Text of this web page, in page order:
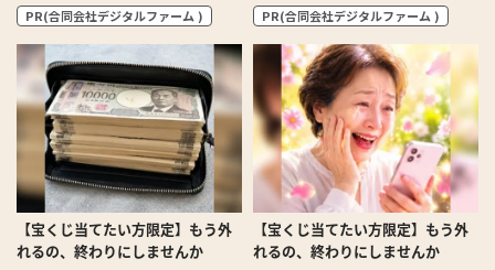
PR(合同会社デジタルファーム ) PR(合同会社デジタルファーム )
【宝くじ当てたい方限定】もう外
れるの、終わりにしませんか
【宝くじ当てたい方限定】もう外
れるの、終わりにしませんか